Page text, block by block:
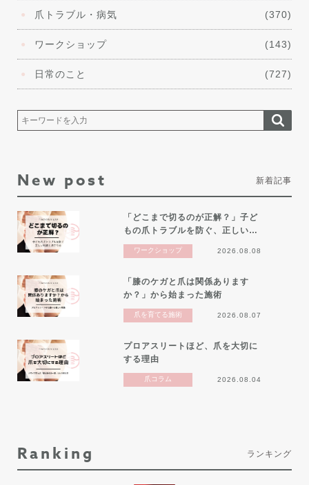
爪トラブル・病気 (370)
ワークショップ (143)
日常のこと (727)
New post 新着記事
「どこまで切るのが正解？」子ど
もの爪トラブルを防ぐ、正しい…
ワークショップ 2026.08.08
「膝のケガと爪は関係あります
か？」から始まった施術
爪を育てる施術 2026.08.07
プロアスリートほど、爪を大切に
する理由
爪コラム 2026.08.04
Ranking ランキング